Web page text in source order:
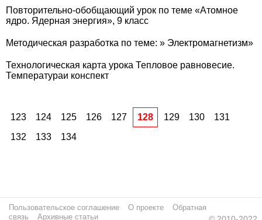
Повторительно-обобщающий урок по теме «Атомное
ядро. Ядерная энергия», 9 класс
Методическая разработка по теме: » Электромагнетизм»
Технологическая карта урока Тепловое равновесие.
Температураи конспект
123 124 125 126 127 128 129 130
131
132
133 134
Пользовательское соглашение О проекте
Обратная
связь
Архивные статьи